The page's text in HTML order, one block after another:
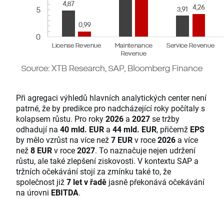
Při agregaci výhledů hlavních analytických center není
patrné, že by predikce pro nadcházející roky počítaly s
kolapsem růstu. Pro roky2026 a 2027se tržby
odhadují na 40 mld. EUR a 44 mld. EUR, přičemž EPS
by mělo vzrůst na více než7 EURv roce2026 a více
než8 EURv roce2027. To naznačuje nejen udržení
růstu, ale také zlepšení ziskovosti. V kontextu SAP a
tržních očekávání stojí za zmínku také to, že
společnost již7 let v řadě jasně překonává očekávání
na úrovni EBITDA.